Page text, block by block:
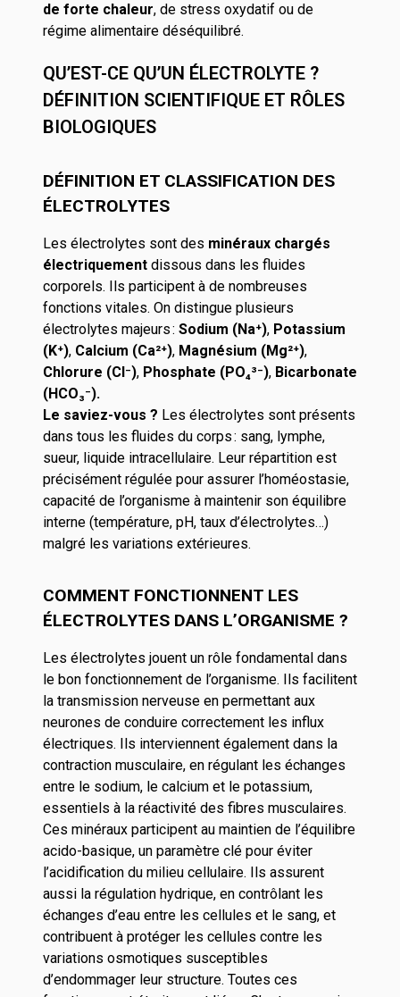
de forte chaleur, de stress oxydatif ou de
régime alimentaire déséquilibré.
QU’EST-CE QU’UN ÉLECTROLYTE ?
DÉFINITION SCIENTIFIQUE ET RÔLES
BIOLOGIQUES
DÉFINITION ET CLASSIFICATION DES
ÉLECTROLYTES
Les électrolytes sont des minéraux chargés
électriquement dissous dans les fluides
corporels. Ils participent à de nombreuses
fonctions vitales. On distingue plusieurs
électrolytes majeurs: Sodium (Na⁺), Potassium
(K⁺), Calcium (Ca²⁺), Magnésium (Mg²⁺),
Chlorure (Cl⁻), Phosphate (PO₄³⁻), Bicarbonate
(HCO₃⁻).
Le saviez-vous ? Les électrolytes sont présents
dans tous les fluides du corps: sang, lymphe,
sueur, liquide intracellulaire. Leur répartition est
précisément régulée pour assurer l’homéostasie,
capacité de l’organisme à maintenir son équilibre
interne (température, pH, taux d’électrolytes…)
malgré les variations extérieures.
COMMENT FONCTIONNENT LES
ÉLECTROLYTES DANS L’ORGANISME ?
Les électrolytes jouent un rôle fondamental dans
le bon fonctionnement de l’organisme. Ils facilitent
la transmission nerveuse en permettant aux
neurones de conduire correctement les influx
électriques. Ils interviennent également dans la
contraction musculaire, en régulant les échanges
entre le sodium, le calcium et le potassium,
essentiels à la réactivité des fibres musculaires.
Ces minéraux participent au maintien de l’équilibre
acido-basique, un paramètre clé pour éviter
l’acidification du milieu cellulaire. Ils assurent
aussi la régulation hydrique, en contrôlant les
échanges d’eau entre les cellules et le sang, et
contribuent à protéger les cellules contre les
variations osmotiques susceptibles
d’endommager leur structure. Toutes ces